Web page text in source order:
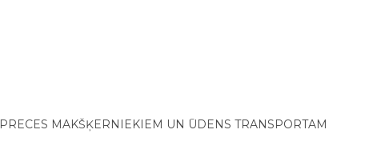
PRECES MAKŠĶERNIEKIEM UN ŪDENS TRANSPORTAM